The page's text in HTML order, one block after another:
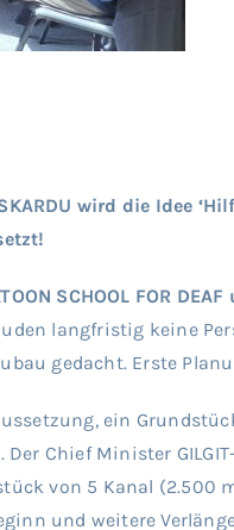
wird die Idee
SCHOOL FOR
langfristig keine
gedacht. Erste
ein
Chief Minister
von 5 Kanal (2.500
und weitere